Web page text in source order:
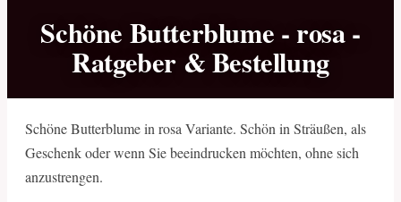
Schöne Butterblume - rosa -
Ratgeber & Bestellung
Schöne Butterblume in rosa Variante. Schön in Sträußen, als
Geschenk oder wenn Sie beeindrucken möchten, ohne sich
anzustrengen.